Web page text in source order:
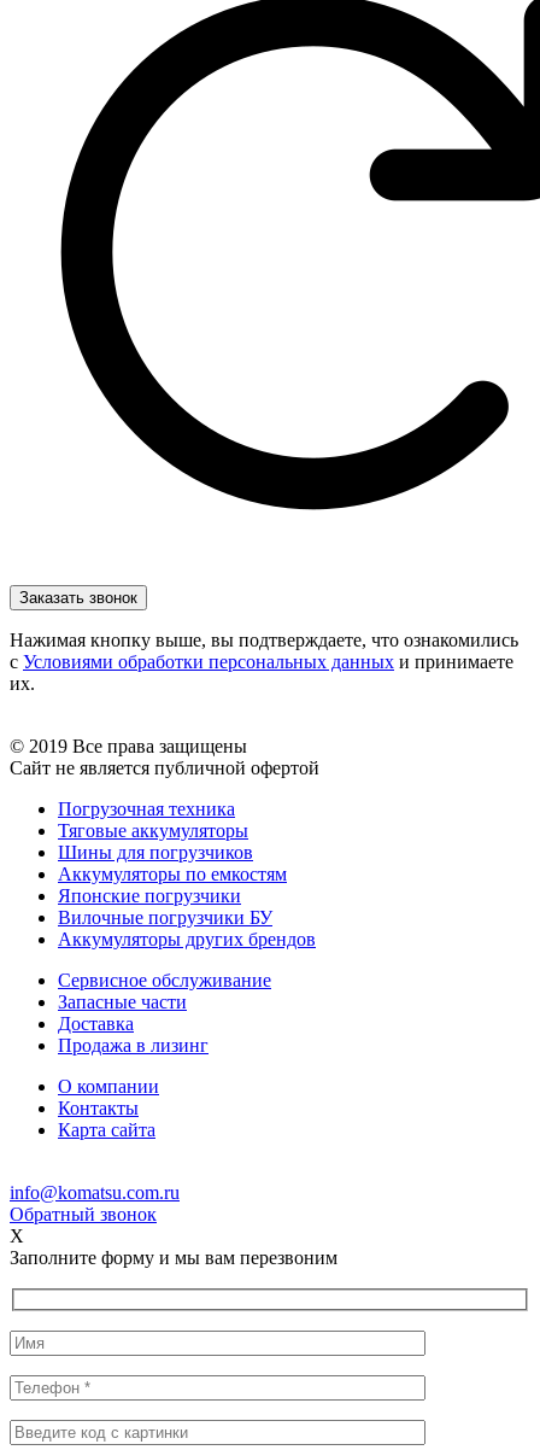
Нажимая кнопку выше, вы подтверждаете, что ознакомились
с Условиями обработки персональных данных и принимаете
их.
© 2019 Все права защищены
Сайт не является публичной офертой
Погрузочная техника
Тяговые аккумуляторы
Шины для погрузчиков
Аккумуляторы по емкостям
Японские погрузчики
Вилочные погрузчики БУ
Аккумуляторы других брендов
Сервисное обслуживание
Запасные части
Доставка
Продажа в лизинг
О компании
Контакты
Карта сайта
info@komatsu.com.ru
Обратный звонок
X
Заполните форму и мы вам перезвоним